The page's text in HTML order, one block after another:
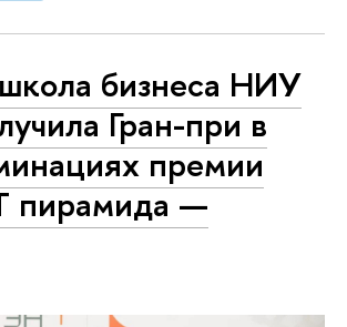
бизнеса НИУ
Гран-при в
премии
—